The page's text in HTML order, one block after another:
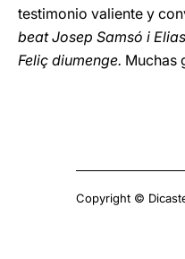
testimonio valiente y
beat Josep Samsó i
Feliç diumenge. Muchas
Copyright ©